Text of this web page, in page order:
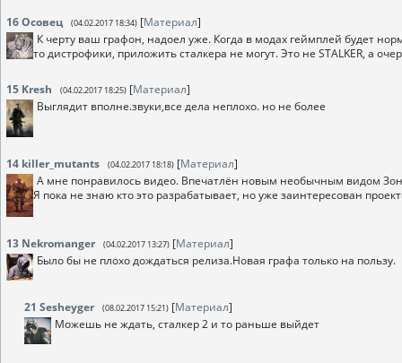
16Осовец (04.02.2017 18:34) [Материал]
К черту ваш графон, надоел уже. Когда в модах геймплей будет
то дистрофики, приложить сталкера не могут. Это не STALKER, а
15 Kresh (04.02.2017 18:25) [Материал]
Выглядит вполне.звуки,все дела неплохо. но не более
14 killer_mutants (04.02.2017 18:18) [Материал]
А мне понравилось видео. Впечатлён новым необычным видом
Я пока не знаю кто это разрабатывает, но уже заинтересован
13 Nekromanger (04.02.2017 13:27) [Материал]
Было бы не плохо дождаться релиза.Новая графа только на пользу.
21 Sesheyger (08.02.2017 15:21) [Материал]
Можешь не ждать, сталкер 2 и то раньше выйдет